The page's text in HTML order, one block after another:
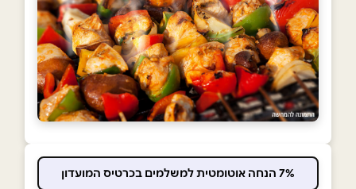
7% הנחה אוטומטית למשלמים בכרטיס המועדון